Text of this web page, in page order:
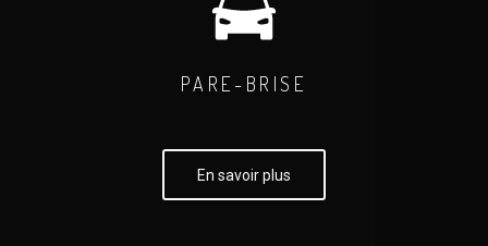
PARE-BRISE
En savoir plus